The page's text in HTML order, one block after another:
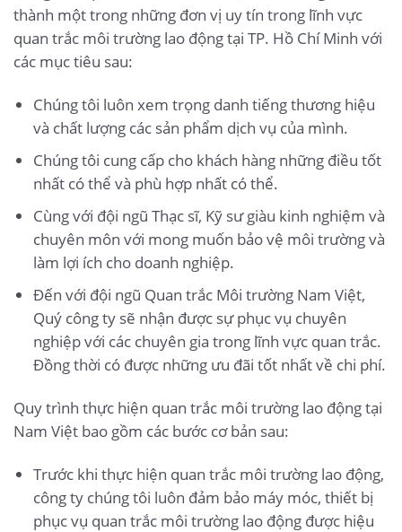
thành một trong những đơn vị uy tín trong lĩnh vực
quan trắc môi trường lao động tại TP. Hồ Chí Minh với
các mục tiêu sau:
Chúng tôi luôn xem trọng danh tiếng thương hiệu
và chất lượng các sản phẩm dịch vụ của mình.
Chúng tôi cung cấp cho khách hàng những điều tốt
nhất có thể và phù hợp nhất có thể.
Cùng với đội ngũ Thạc sĩ, Kỹ sư giàu kinh nghiệm và
chuyên môn với mong muốn bảo vệ môi trường và
làm lợi ích cho doanh nghiệp.
Đến với đội ngũ Quan trắc Môi trường Nam Việt,
Quý công ty sẽ nhận được sự phục vụ chuyên
nghiệp với các chuyên gia trong lĩnh vực quan trắc.
Đồng thời có được những ưu đãi tốt nhất về chi phí.
Quy trình thực hiện quan trắc môi trường lao động tại
Nam Việt bao gồm các bước cơ bản sau:
Trước khi thực hiện quan trắc môi trường lao động,
công ty chúng tôi luôn đảm bảo máy móc, thiết bị
phục vụ quan trắc môi trường lao động được hiệu